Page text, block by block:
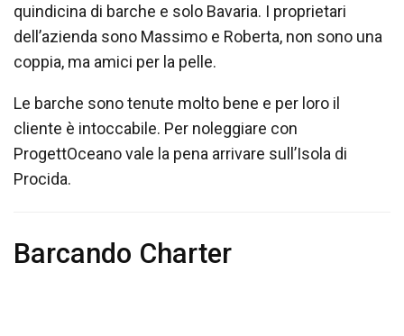
quindicina di barche e solo Bavaria. I proprietari
dell’azienda sono Massimo e Roberta, non sono una
coppia, ma amici per la pelle.
Le barche sono tenute molto bene e per loro il
cliente è intoccabile. Per noleggiare con
ProgettOceano vale la pena arrivare sull’Isola di
Procida.
Barcando Charter